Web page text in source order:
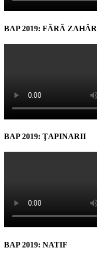
BAP 2019: FĂRĂ ZAHĂR
BAP 2019: ŢAPINARII
BAP 2019: NATIF